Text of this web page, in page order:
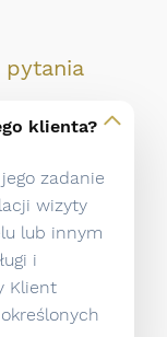
pytania
klienta?
zadanie
wizyty
lub innym
i
Klient